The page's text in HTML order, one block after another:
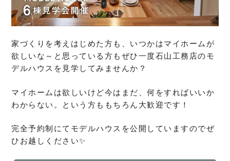
家づくりを考えはじめた方も、いつかはマイホームが
欲しいな～と思っている方もぜひ一度石山工務店のモ
デルハウスを見学してみませんか？
マイホームは欲しいけど今はまだ、何をすればいいか
わからない。という方ももちろん大歓迎です！
完全予約制にてモデルハウスを公開していますのでぜ
ひお越しください✨